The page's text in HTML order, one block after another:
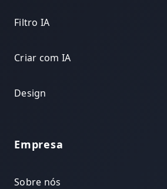
Filtro IA
Criar com IA
Design
Empresa
Sobre nós